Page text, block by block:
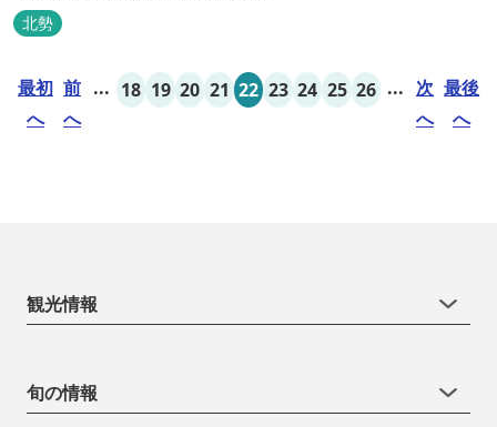
北勢
最初
へ
前
へ
... 18 19 20 21 22 23 24 25 26 ... 次
へ
最後
へ
観光情報
旬の情報